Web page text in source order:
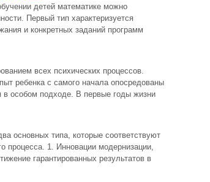
детей математике можно
Первый тип характеризуется
и конкретных заданий программ
всех психических процессов.
ребенка с самого начала опосредованы
в особом подходе. В первые годы жизни
основных типа, которые соответствуют
процесса. 1. Инновации модернизации,
гарантированных результатов в